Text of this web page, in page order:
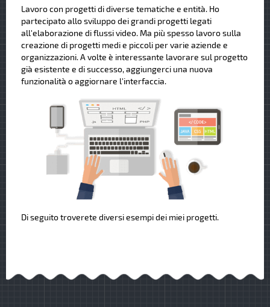
Lavoro con progetti di diverse tematiche e entità. Ho
partecipato allo sviluppo dei grandi progetti legati
all'elaborazione di flussi video. Ma più spesso lavoro sulla
creazione di progetti medi e piccoli per varie aziende e
organizzazioni. A volte è interessante lavorare sul progetto
già esistente e di successo, aggiungerci una nuova
funzionalità o aggiornare l'interfaccia.
Di seguito troverete diversi esempi dei miei progetti.